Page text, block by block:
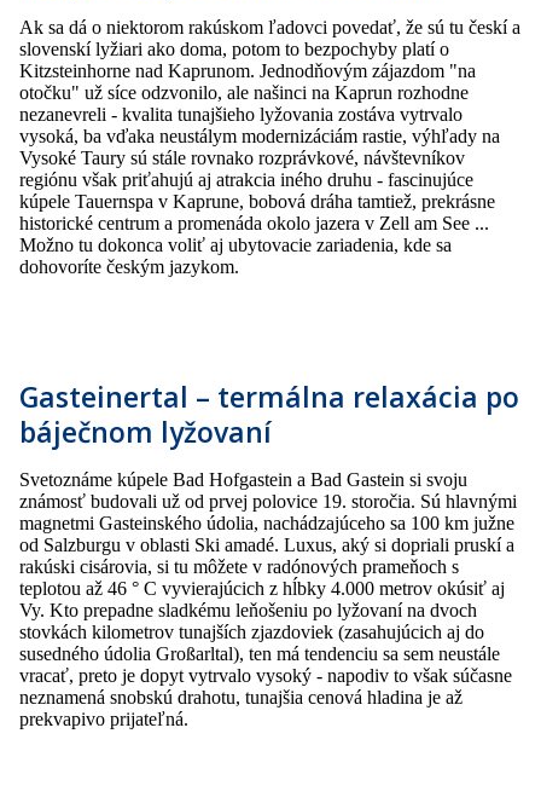
Ak sa dá o niektorom rakúskom ľadovci povedať, že sú tu českí a
slovenskí lyžiari ako doma, potom to bezpochyby platí o
Kitzsteinhorne nad Kaprunom. Jednodňovým zájazdom "na
otočku" už síce odzvonilo, ale našinci na Kaprun rozhodne
nezanevreli - kvalita tunajšieho lyžovania zostáva vytrvalo
vysoká, ba vďaka neustálym modernizáciám rastie, výhľady na
Vysoké Taury sú stále rovnako rozprávkové, návštevníkov
regiónu však priťahujú aj atrakcia iného druhu - fascinujúce
kúpele Tauernspa v Kaprune, bobová dráha tamtiež, prekrásne
historické centrum a promenáda okolo jazera v Zell am See ...
Možno tu dokonca voliť aj ubytovacie zariadenia, kde sa
dohovoríte českým jazykom.
Gasteinertal – termálna relaxácia po
báječnom lyžovaní
Svetoznáme kúpele Bad Hofgastein a Bad Gastein si svoju
známosť budovali už od prvej polovice 19. storočia. Sú hlavnými
magnetmi Gasteinského údolia, nachádzajúceho sa 100 km južne
od Salzburgu v oblasti Ski amadé. Luxus, aký si dopriali pruskí a
rakúski cisárovia, si tu môžete v radónových prameňoch s
teplotou až 46 ° C vyvierajúcich z hĺbky 4.000 metrov okúsiť aj
Vy. Kto prepadne sladkému leňošeniu po lyžovaní na dvoch
stovkách kilometrov tunajších zjazdoviek (zasahujúcich aj do
susedného údolia Großarltal), ten má tendenciu sa sem neustále
vracať, preto je dopyt vytrvalo vysoký - napodiv to však súčasne
neznamená snobskú drahotu, tunajšia cenová hladina je až
prekvapivo prijateľná.